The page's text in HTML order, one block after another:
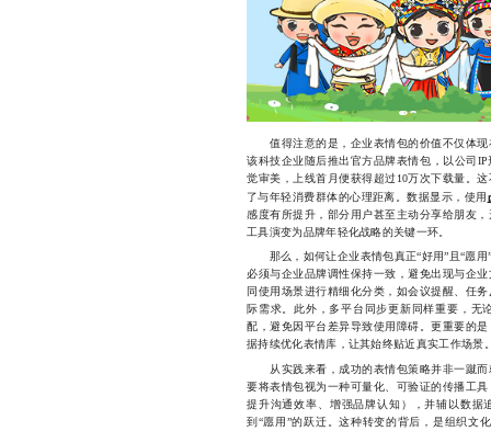
值得注意的是，企业表情包的价值不仅体现
该科技企业随后推出官方品牌表情包，以公司
觉审美，上线首月便获得超过10万次下载量。
了与年轻消费群体的心理距离。数据显示，使用
感度有所提升，部分用户甚至主动分享给朋友
工具演变为品牌年轻化战略的关键一环。
那么，如何让企业表情包真正“好用”且“愿用
必须与企业品牌调性保持一致，避免出现与企
同使用场景进行精细化分类，如会议提醒、任
际需求。此外，多平台同步更新同样重要，无
配，避免因平台差异导致使用障碍。更重要的
据持续优化表情库，让其始终贴近真实工作场景
从实践来看，成功的表情包策略并非一蹴而
要将表情包视为一种可量化、可验证的传播工
提升沟通效率、增强品牌认知），并辅以数据
到“愿用”的跃迁。这种转变的背后，是组织